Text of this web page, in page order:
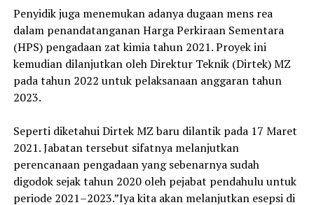
‎Penyidik juga menemukan adanya dugaan mens rea
dalam penandatanganan Harga Perkiraan Sementara
(HPS) pengadaan zat kimia tahun 2021. Proyek ini
kemudian dilanjutkan oleh Direktur Teknik (Dirtek) MZ
pada tahun 2022 untuk pelaksanaan anggaran tahun
2023.
‎Seperti diketahui Dirtek MZ baru dilantik pada 17 Maret
2021. Jabatan tersebut sifatnya melanjutkan
perencanaan pengadaan yang sebenarnya sudah
digodok sejak tahun 2020 oleh pejabat pendahulu untuk
periode 2021–2023.”Iya kita akan melanjutkan esepsi di